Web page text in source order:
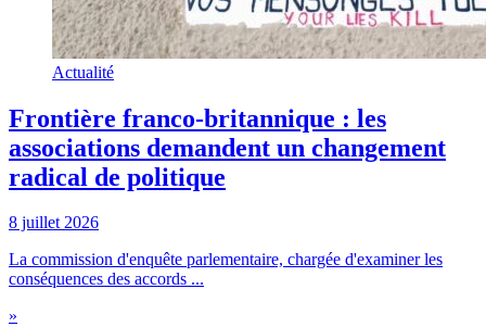
Actualité
Frontière franco-britannique : les
associations demandent un changement
radical de politique
8 juillet 2026
La commission d'enquête parlementaire, chargée d'examiner les
conséquences des accords ...
»